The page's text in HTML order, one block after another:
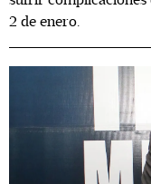
2 de enero.